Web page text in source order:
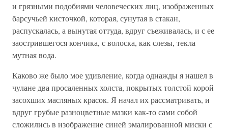
и грязными подобиями человеческих лиц, изображенных
барсучьей кисточкой, которая, сунутая в стакан,
распускалась, а вынутая оттуда, вдруг съеживалась, и с ее
заострившегося кончика, с волоска, как слезы, текла
мутная вода.
Каково же было мое удивление, когда однажды я нашел в
чулане два просаленных холста, покрытых толстой корой
засохших масляных красок. Я начал их рассматривать, и
вдруг грубые разноцветные мазки как-то сами собой
сложились в изображение синей эмалированной миски с